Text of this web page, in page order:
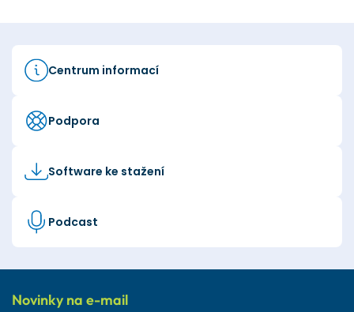
Centrum informací
Podpora
Software ke stažení
Podcast
Novinky na e-mail